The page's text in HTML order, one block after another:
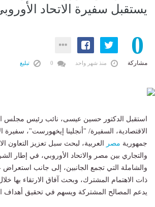
يستقبل سفيرة الاتحاد
0
مشاركة منذ شهر واحد تبليغ
استقبل الدكتور حسين عيسى، نائب رئيس مجلس
الاقتصادية، السفيرة/ "أنجلينا إيخهورست"، سفيرة
جمهورية مصر العربية، لبحث سبل تعزيز التعاون
والتجاري بين مصر والاتحاد الأوروبي، في إطار
والشاملة التي تجمع الجانبين، إلى جانب
ذات الاهتمام المشترك، وبحث آفاق الارتقاء بها
يدعم المصالح المشتركة ويسهم في تحقيق أهداف